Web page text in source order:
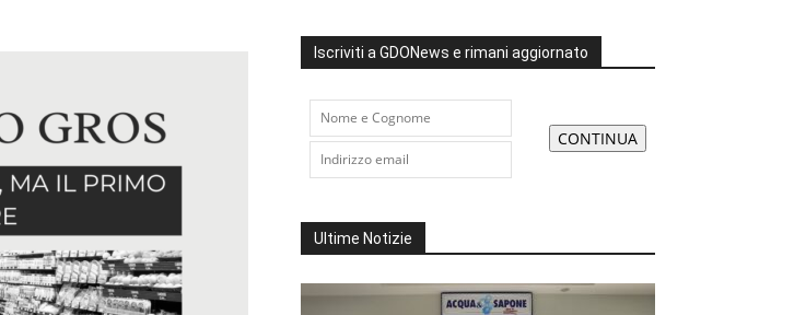
Iscriviti a GDONews e rimani aggiornato
Ultime Notizie